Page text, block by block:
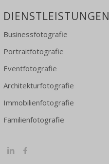
DIENSTLEISTUNGEN
Businessfotografie
Portraitfotografie
Eventfotografie
Architekturfotografie
Immobilienfotografie
Familienfotografie